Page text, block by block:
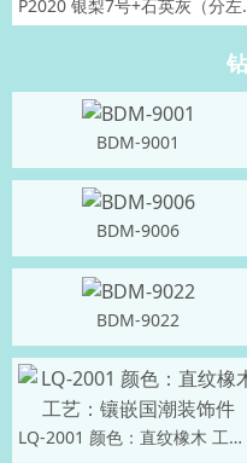
P2020
BDM-9001
BDM-9006
BDM-9022
LQ-2001 颜色：直纹橡木 工艺：镶嵌国潮装饰件